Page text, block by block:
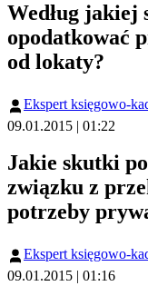
Według jakiej
opodatkować
od lokaty?
Ekspert księgowo-
09.01.2015 | 01:22
Jakie skutki
związku z
potrzeby
Ekspert księgowo-
09.01.2015 | 01:16